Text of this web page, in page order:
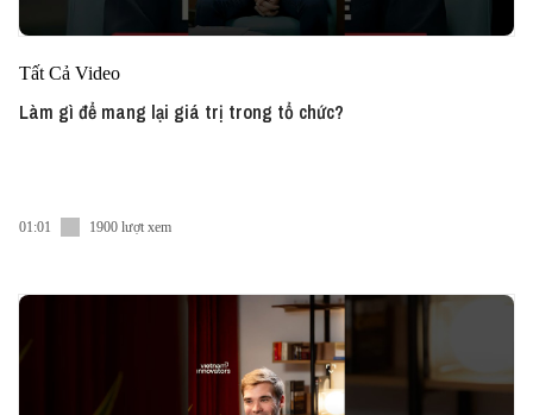
Tất Cả Video
Làm gì để mang lại giá trị trong tổ chức?
01:01 1900 lượt xem